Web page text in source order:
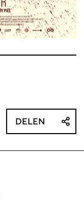
DELEN